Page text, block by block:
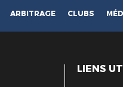
ARBITRAGE CLUBS
LIENS